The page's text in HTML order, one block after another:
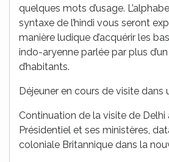
quelques mots d’usage.
syntaxe de l’hindi vous seront
manière ludique d’acquérir les
indo-aryenne parlée par plus
d’habitants.
Déjeuner en cours de visite dans
Continuation de la visite de Delhi
Présidentiel et ses ministères,
coloniale Britannique dans la